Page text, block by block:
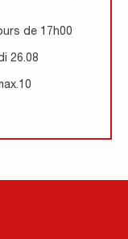
de 17h00
26.08